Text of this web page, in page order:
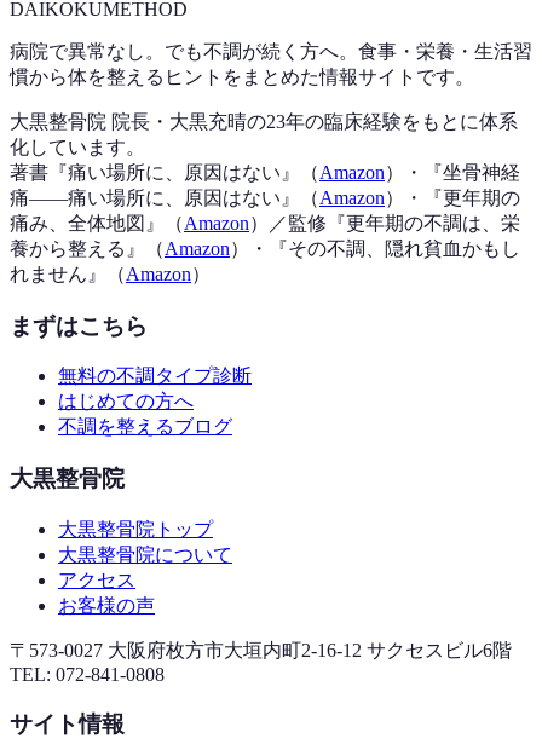
DAIKOKUMETHOD
病院で異常なし。でも不調が続く方へ。食事・栄養・生活習
慣から体を整えるヒントをまとめた情報サイトです。
大黒整骨院 院長・大黒充晴の23年の臨床経験をもとに体系
化しています。
著書『痛い場所に、原因はない 』（Amazon） ・『坐骨神経
痛——痛い場所に、原因はない 』（Amazon） ・『更年期の
痛み、全体地図 』（Amazon） ／監修『更年期の不調は、栄
養から整える 』（Amazon） ・『その不調、隠れ貧血かもし
れません 』（Amazon）
まずはこちら
無料の不調タイプ診断
はじめての方へ
不調を整えるブログ
大黒整骨院
大黒整骨院トップ
大黒整骨院について
アクセス
お客様の声
〒573-0027 大阪府枚方市大垣内町2-16-12 サクセスビル6階
TEL: 072-841-0808
サイト情報